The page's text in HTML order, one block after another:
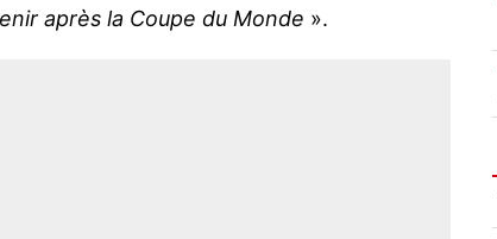
après la Coupe du Monde ».